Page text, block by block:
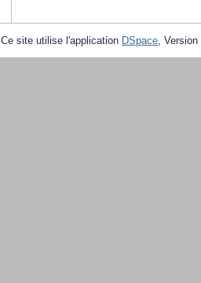
Ce site utilise l'application DSpace,